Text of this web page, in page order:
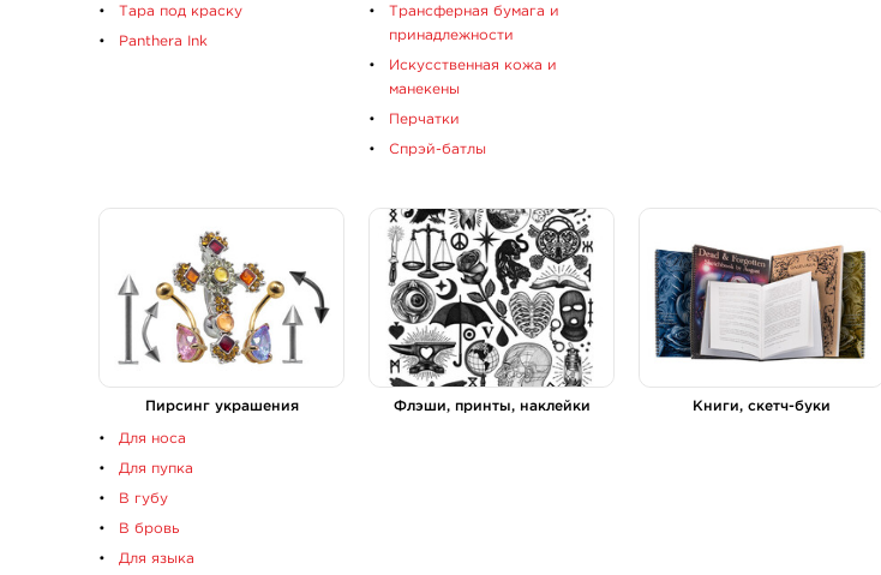
Тара под краску
Panthera Ink
Трансферная бумага и
принадлежности
Искусственная кожа и
манекены
Перчатки
Спрэй-батлы
Пирсинг украшения
Для носа
Для пупка
В губу
В бровь
Для языка
Флэши, принты, наклейки Книги, скетч-буки